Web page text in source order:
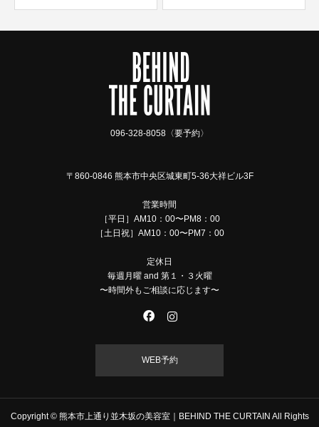
096-328-8058〈要予約〉
〒860-0846 熊本市中央区城東町5-36大祥ビル3F
営業時間
［平日］AM10：00〜PM8：00
［土日祝］AM10：00〜PM7：00
定休日
毎週月曜 and 第１・３火曜
〜時間外もご相談に応じます〜
WEB予約
Copyright © 熊本市上通り並木坂の美容室｜BEHIND THE CURTAIN All Rights